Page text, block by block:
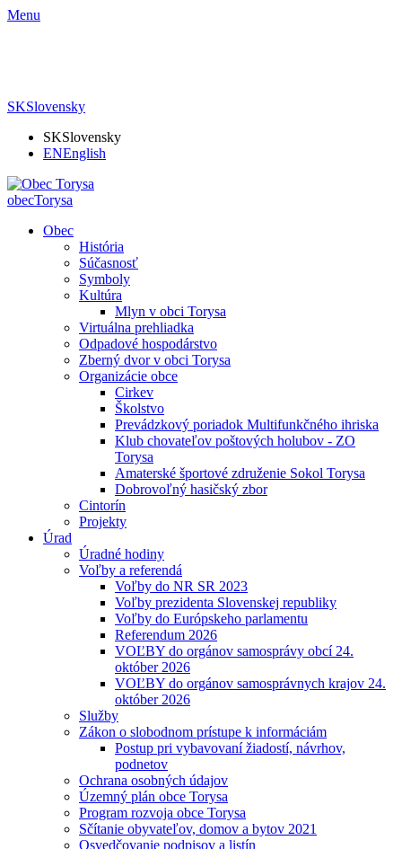
Menu
SKSlovensky
SKSlovensky
ENEnglish
obecTorysa
Obec
História
Súčasnosť
Symboly
Kultúra
Mlyn v obci Torysa
Virtuálna prehliadka
Odpadové hospodárstvo
Zberný dvor v obci Torysa
Organizácie obce
Cirkev
Školstvo
Prevádzkový poriadok Multifunkčného ihriska
Klub chovateľov poštových holubov - ZO
Torysa
Amaterské športové združenie Sokol Torysa
Dobrovoľný hasičský zbor
Cintorín
Projekty
Úrad
Úradné hodiny
Voľby a referendá
Voľby do NR SR 2023
Voľby prezidenta Slovenskej republiky
Voľby do Európskeho parlamentu
Referendum 2026
VOĽBY do orgánov samosprávy obcí 24.
október 2026
VOĽBY do orgánov samosprávnych krajov 24.
október 2026
Služby
Zákon o slobodnom prístupe k informáciám
Postup pri vybavovaní žiadostí, návrhov,
podnetov
Ochrana osobných údajov
Územný plán obce Torysa
Program rozvoja obce Torysa
Sčítanie obyvateľov, domov a bytov 2021
Osvedčovanie podpisov a listín